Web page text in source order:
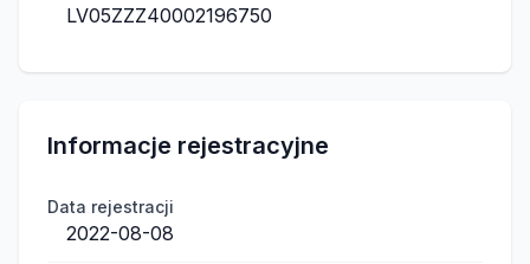
LV05ZZZ40002196750
Informacje rejestracyjne
Data rejestracji
2022-08-08